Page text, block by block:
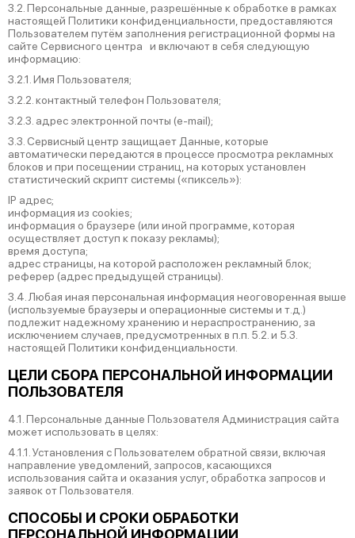
3.2. Персональные данные, разрешённые к обработке в рамках
настоящей Политики конфиденциальности, предоставляются
Пользователем путём заполнения регистрационной формы на
cайте Сервисного центра и включают в себя следующую
информацию:
3.2.1. Имя Пользователя;
3.2.2. контактный телефон Пользователя;
3.2.3. адрес электронной почты (e-mail);
3.3. Сервисный центр защищает Данные, которые
автоматически передаются в процессе просмотра рекламных
блоков и при посещении страниц, на которых установлен
статистический скрипт системы («пиксель»):
IP адрес;
информация из cookies;
информация о браузере (или иной программе, которая
осуществляет доступ к показу рекламы);
время доступа;
адрес страницы, на которой расположен рекламный блок;
реферер (адрес предыдущей страницы).
3.4. Любая иная персональная информация неоговоренная выше
(используемые браузеры и операционные системы и т.д.)
подлежит надежному хранению и нераспространению, за
исключением случаев, предусмотренных в п.п. 5.2. и 5.3.
настоящей Политики конфиденциальности.
ЦЕЛИ СБОРА ПЕРСОНАЛЬНОЙ ИНФОРМАЦИИ
ПОЛЬЗОВАТЕЛЯ
4.1. Персональные данные Пользователя Администрация сайта
может использовать в целях:
4.1.1. Установления с Пользователем обратной связи, включая
направление уведомлений, запросов, касающихся
использования сайта и оказания услуг, обработка запросов и
заявок от Пользователя.
СПОСОБЫ И СРОКИ ОБРАБОТКИ
ПЕРСОНАЛЬНОЙ ИНФОРМАЦИИ